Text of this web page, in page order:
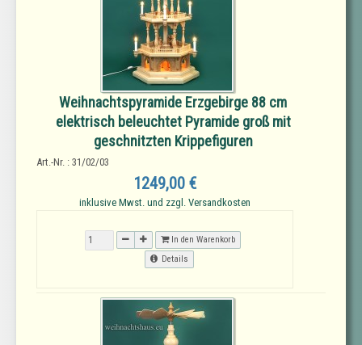
Weihnachtspyramide Erzgebirge 88 cm
elektrisch beleuchtet Pyramide groß mit
geschnitzten Krippefiguren
Art.-Nr. : 31/02/03
1249,00 €
inklusive Mwst. und zzgl. Versandkosten
In den Warenkorb
Details